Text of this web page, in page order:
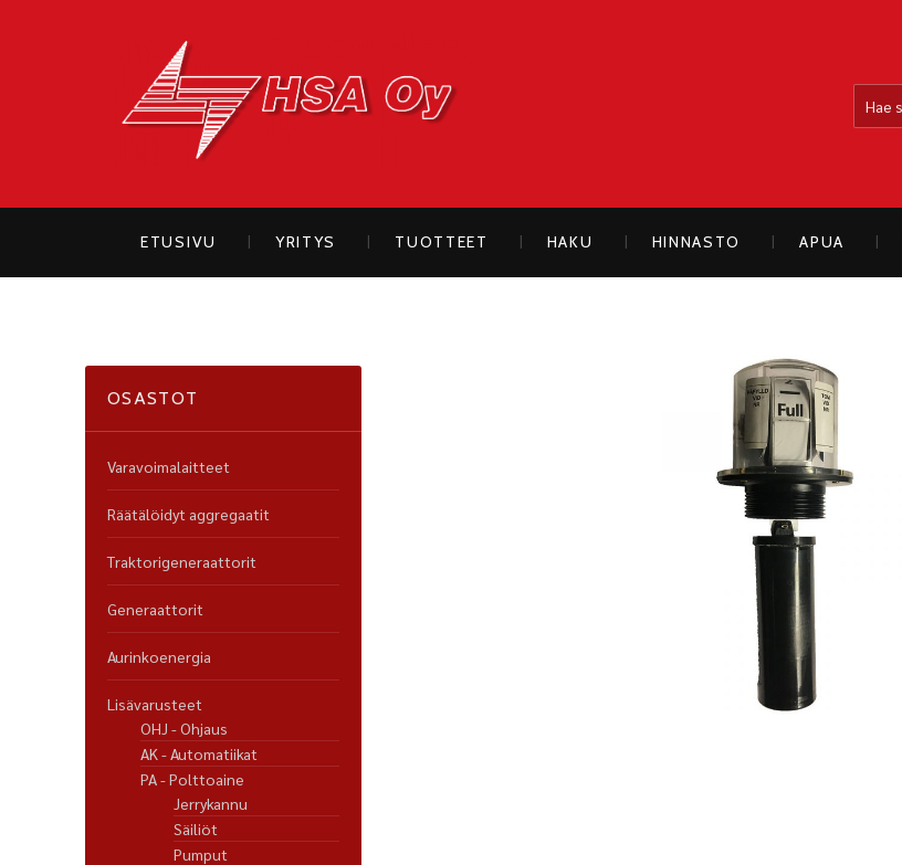
ETUSIVU YRITYS TUOTTEET HAKU HINNASTO APUA
OSASTOT
Varavoimalaitteet
Räätälöidyt aggregaatit
Traktorigeneraattorit
Generaattorit
Aurinkoenergia
Lisävarusteet
OHJ - Ohjaus
AK - Automatiikat
PA - Polttoaine
Jerrykannu
Säiliöt
Pumput